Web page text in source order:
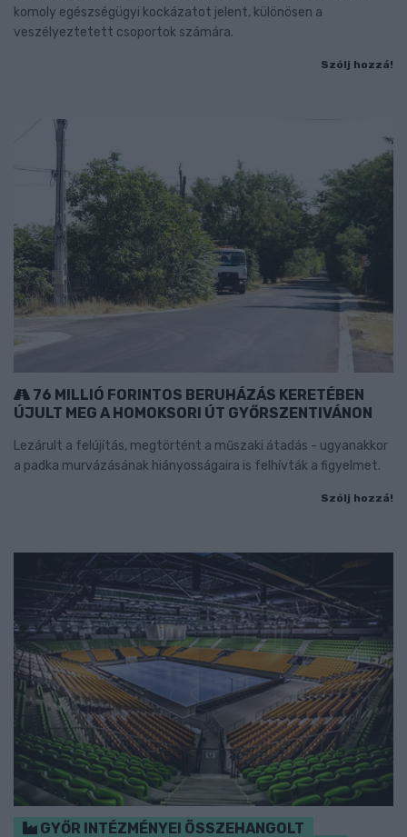
komoly egészségügyi kockázatot jelent, különösen a
veszélyeztetett csoportok számára.
Szólj hozzá!
76 MILLIÓ FORINTOS BERUHÁZÁS KERETÉBEN
ÚJULT MEG A HOMOKSORI ÚT GYŐRSZENTIVÁNON
Lezárult a felújítás, megtörtént a műszaki átadás - ugyanakkor
a padka murvázásának hiányosságaira is felhívták a figyelmet.
Szólj hozzá!
GYŐR INTÉZMÉNYEI ÖSSZEHANGOLT